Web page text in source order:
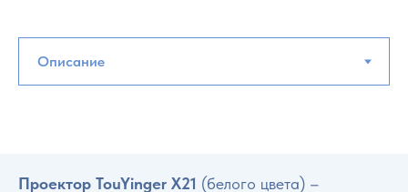
Проектор TouYinger X21 (белого цвета) –